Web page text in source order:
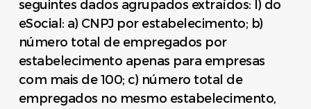
seguintes dados agrupados extraídos: I) do
eSocial: a) CNPJ por estabelecimento; b)
número total de empregados por
estabelecimento apenas para empresas
com mais de 100; c) número total de
empregados no mesmo estabelecimento,